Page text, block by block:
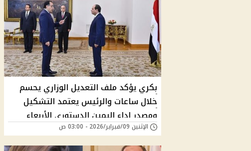
بكري يؤكد ملف التعديل الوزاري يحسم
خلال ساعات والرئيس يعتمد التشكيل
ومصدر اداء اليمين الدستوري الأربعاء
الإثنين 09/فبراير/2026 - 03:00 ص